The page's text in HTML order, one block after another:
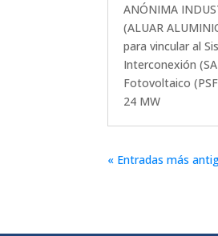
ANÓNIMA
(ALUAR
para vincular al
Interconexión
Fotovoltaico
24 MW
« Entradas más